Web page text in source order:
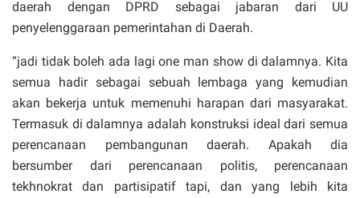
daerah dengan DPRD sebagai jabaran dari UU
penyelenggaraan pemerintahan di Daerah.
“jadi tidak boleh ada lagi one man show di dalamnya. Kita
semua hadir sebagai sebuah lembaga yang kemudian
akan bekerja untuk memenuhi harapan dari masyarakat.
Termasuk di dalamnya adalah konstruksi ideal dari semua
perencanaan pembangunan daerah. Apakah dia
bersumber dari perencanaan politis, perencanaan
tekhnokrat dan partisipatif tapi, dan yang lebih kita